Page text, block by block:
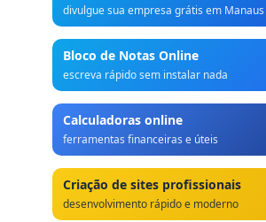
divulgue sua empresa grátis em Manaus
Bloco de Notas Online
escreva rápido sem instalar nada
Calculadoras online
ferramentas financeiras e úteis
Criação de sites profissionais
desenvolvimento rápido e moderno